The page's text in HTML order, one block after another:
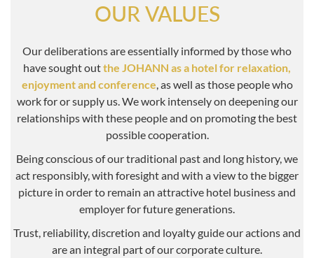
OUR VALUES
Our deliberations are essentially informed by those who
have sought outthe JOHANN as a hotel for relaxation,
enjoyment and conference, as well as those people who
work for or supply us. We work intensely on deepening our
relationships with these people and on promoting the best
possible cooperation.
Being conscious of our traditional past and long history, we
act responsibly, with foresight and with a view to the bigger
picture in order to remain an attractive hotel business and
employer for future generations.
Trust, reliability, discretion and loyalty guide our actions and
are an integral part of our corporate culture.